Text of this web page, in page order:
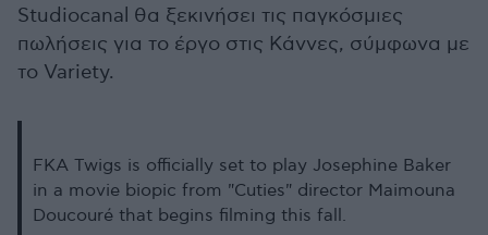
Studiocanal θα ξεκινήσει τις παγκόσμιες
πωλήσεις για το έργο στις Κάννες, σύμφωνα με
το Variety.
FKA Twigs is officially set to play Josephine Baker
in a movie biopic from "Cuties" director Maimouna
Doucouré that begins filming this fall.